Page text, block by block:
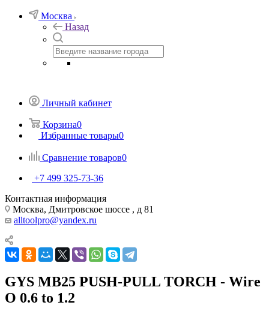
Москва
Назад
Личный кабинет
Корзина0
Избранные товары0
Сравнение товаров0
+7 499 325-73-36
Контактная информация
Москва, Дмитровское шоссе , д 81
alltoolpro@yandex.ru
GYS MB25 PUSH-PULL TORCH - Wire
O 0.6 to 1.2